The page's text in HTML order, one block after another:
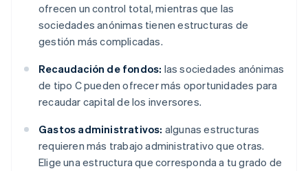
ofrecen un control total, mientras que las
sociedades anónimas tienen estructuras de
gestión más complicadas.
Recaudación de fondos: las sociedades anónimas
de tipo C pueden ofrecer más oportunidades para
recaudar capital de los inversores.
Gastos administrativos: algunas estructuras
requieren más trabajo administrativo que otras.
Elige una estructura que corresponda a tu grado de